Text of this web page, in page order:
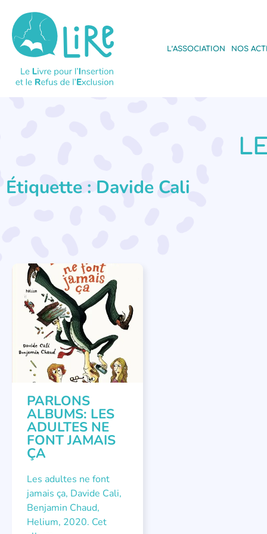
L’ASSOCIATION NOS
Étiquette : Davide Cali
LITTÉRATURE JEUNESSE ,
PARLONS ALBUMS
PARLONS
ALBUMS: LES
ADULTES NE
FONT JAMAIS
ÇA
Les adultes ne font
jamais ça, Davide Cali,
Benjamin Chaud,
Helium, 2020. Cet